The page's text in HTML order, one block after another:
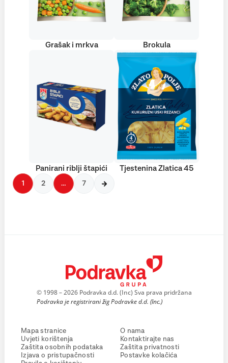
Grašak i mrkva Brokula
Panirani riblji štapići Tjestenina Zlatica 45
1 2 … 7
© 1998 – 2026 Podravka d.d. (Inc) Sva prava pridržana
Podravka je registrirani žig Podravke d.d. (Inc.)
Mapa stranice
Uvjeti korištenja
Zaštita osobnih podataka
Izjava o pristupačnosti
O nama
Kontaktirajte nas
Zaštita privatnosti
Postavke kolačića